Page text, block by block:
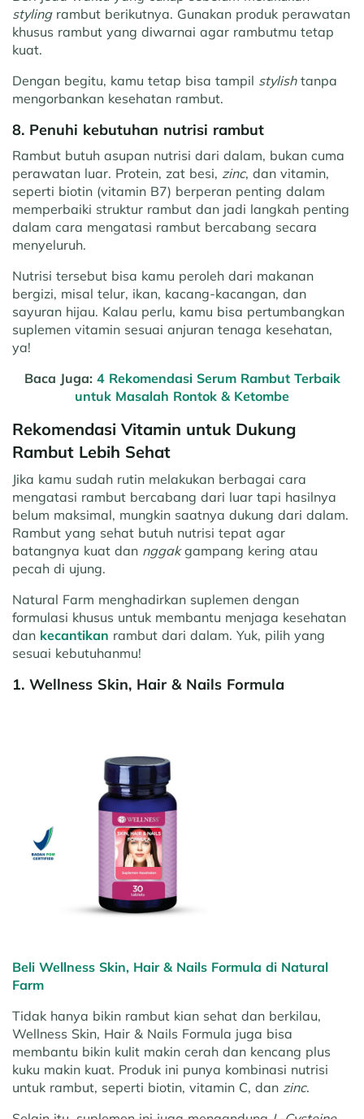
styling rambut berikutnya. Gunakan produk perawatan
khusus rambut yang diwarnai agar rambutmu tetap
kuat.
Dengan begitu, kamu tetap bisa tampil stylish tanpa
mengorbankan kesehatan rambut.
8. Penuhi kebutuhan nutrisi rambut
Rambut butuh asupan nutrisi dari dalam, bukan cuma
perawatan luar. Protein, zat besi, zinc, dan vitamin,
seperti biotin (vitamin B7) berperan penting dalam
memperbaiki struktur rambut dan jadi langkah penting
dalam cara mengatasi rambut bercabang secara
menyeluruh.
Nutrisi tersebut bisa kamu peroleh dari makanan
bergizi, misal telur, ikan, kacang-kacangan, dan
sayuran hijau. Kalau perlu, kamu bisa pertumbangkan
suplemen vitamin sesuai anjuran tenaga kesehatan,
ya!
Baca Juga: 4 Rekomendasi Serum Rambut Terbaik
untuk Masalah Rontok & Ketombe
Rekomendasi Vitamin untuk Dukung
Rambut Lebih Sehat
Jika kamu sudah rutin melakukan berbagai cara
mengatasi rambut bercabang dari luar tapi hasilnya
belum maksimal, mungkin saatnya dukung dari dalam.
Rambut yang sehat butuh nutrisi tepat agar
batangnya kuat dan nggakgampang kering atau
pecah di ujung.
Natural Farm menghadirkan suplemen dengan
formulasi khusus untuk membantu menjaga kesehatan
dan kecantikan rambut dari dalam. Yuk, pilih yang
sesuai kebutuhanmu!
1. Wellness Skin, Hair & Nails Formula
Beli Wellness Skin, Hair & Nails Formula di Natural
Farm
Tidak hanya bikin rambut kian sehat dan berkilau,
Wellness Skin, Hair & Nails Formula juga bisa
membantu bikin kulit makin cerah dan kencang plus
kuku makin kuat. Produk ini punya kombinasi nutrisi
untuk rambut, seperti biotin, vitamin C, dan zinc.